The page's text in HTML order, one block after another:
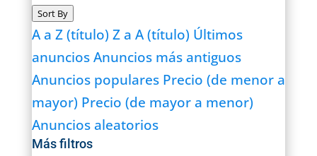
Sort By
A a Z (título) Z a A (título) Últimos
anuncios Anuncios más antiguos
Anuncios populares Precio (de menor a
mayor) Precio (de mayor a menor)
Anuncios aleatorios
Más filtros